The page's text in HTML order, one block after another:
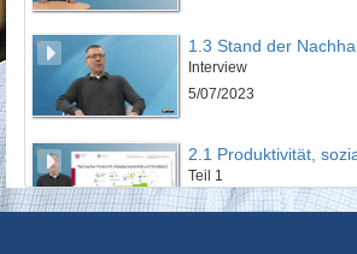
Interview
5/07/2023
Teil 1
15/05/2023